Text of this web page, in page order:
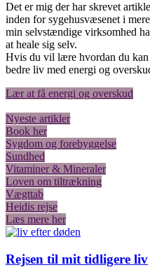
Det er mig der har skrevet
inden for sygehusvæsenet i
min selvstændige virksomhed
at heale sig selv.
Hvis du vil lære hvordan du
bedre liv med energi og
Lær at få energi og overskud
Nyeste artikler
Book her
Sygdom og forebyggelse
Sundhed
Vitaminer & Mineraler
Loven om tiltrækning
Vægttab
Heidis rejse
Læs mere her
Rejsen til mit tidligere liv